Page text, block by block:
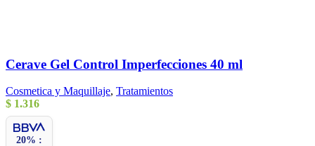
Cerave Gel Control Imperfecciones 40 ml
Cosmetica y Maquillaje, Tratamientos
$ 1.316
20% :